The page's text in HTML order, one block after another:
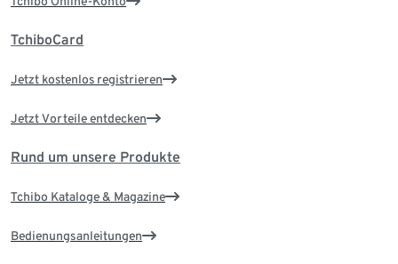
TchiboCard
Jetzt kostenlos registrieren
Jetzt Vorteile entdecken
Rund um unsere Produkte
Tchibo Kataloge & Magazine
Bedienungsanleitungen